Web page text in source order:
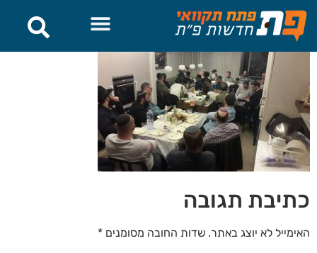
לתוכן
כתיבת תגובה
האימייל לא יוצג באתר. שדות החובה מסומנים *